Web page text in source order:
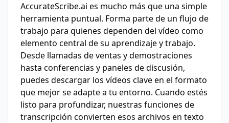
AccurateScribe.ai es mucho más que una simple
herramienta puntual. Forma parte de un flujo de
trabajo para quienes dependen del vídeo como
elemento central de su aprendizaje y trabajo.
Desde llamadas de ventas y demostraciones
hasta conferencias y paneles de discusión,
puedes descargar los vídeos clave en el formato
que mejor se adapte a tu entorno. Cuando estés
listo para profundizar, nuestras funciones de
transcripción convierten esos archivos en texto